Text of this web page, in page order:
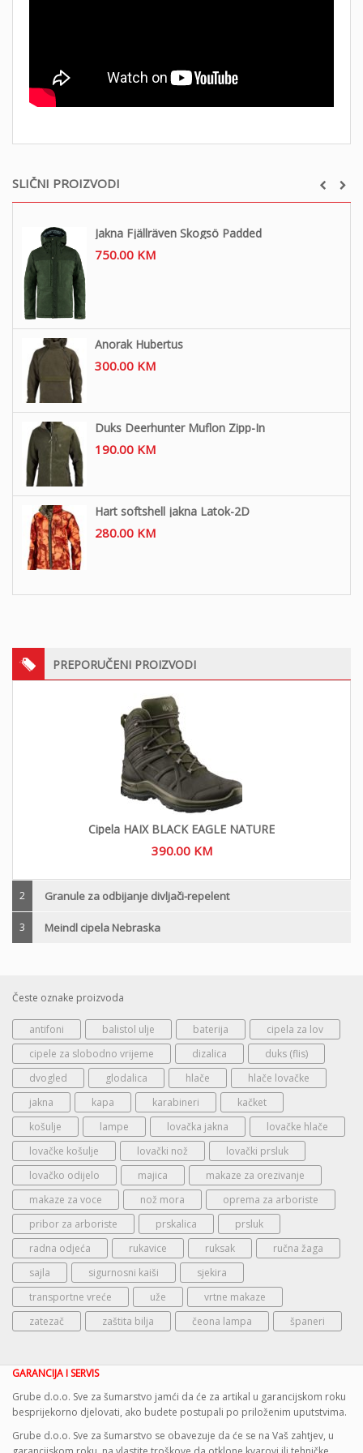
SLIČNI PROIZVODI
Jakna Fjällräven Skogsö Padded
750.00 KM
Anorak Hubertus
300.00 KM
Duks Deerhunter Muflon Zipp-In
190.00 KM
Hart softshell jakna Latok-2D
280.00 KM
PREPORUČENI PROIZVODI
Cipela HAIX BLACK EAGLE NATURE
390.00 KM
2 Granule za odbijanje divljači-repelent
3 Meindl cipela Nebraska
Česte oznake proizvoda
antifoni balistol ulje baterija
cipela za lov
cipele za slobodno vrijeme
dizalica
duks (flis)
dvogled
glodalica hlače
hlače lovačke
jakna
kapa karabineri
kačket
košulje
lampe lovačka jakna
lovačke hlače
lovačke košulje
lovački nož
lovački prsluk
lovačko odijelo
majica
makaze za orezivanje
makaze za voce
nož mora
oprema za arboriste
pribor za arboriste
prskalica
prsluk
radna odjeća
rukavice ruksak
ručna žaga
sajla
sigurnosni kaiši
sjekira
transportne vreće
uže
vrtne makaze
zatezač
zaštita bilja čeona lampa španeri
GARANCIJA I SERVIS
Grube d.o.o. Sve za šumarstvo jamći da će za artikal u garancijskom roku
besprijekorno djelovati, ako budete postupali po priloženim uputstvima.
Grube d.o.o. Sve za šumarstvo se obavezuje da će se na Vaš zahtjev, u